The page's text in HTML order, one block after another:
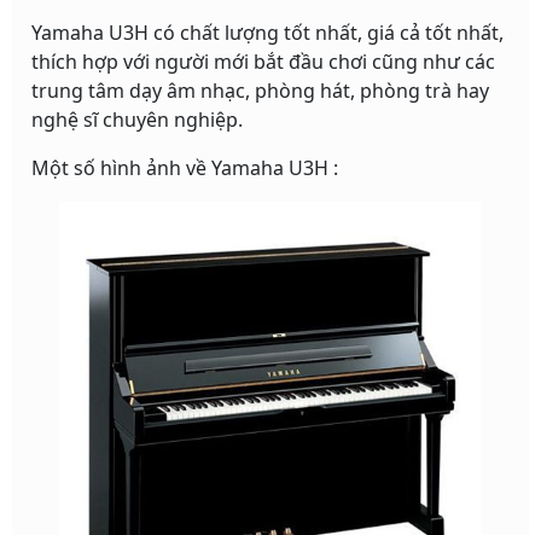
Yamaha U3H có chất lượng tốt nhất, giá cả tốt nhất,
thích hợp với người mới bắt đầu chơi cũng như các
trung tâm dạy âm nhạc, phòng hát, phòng trà hay
nghệ sĩ chuyên nghiệp.
Một số hình ảnh về Yamaha U3H :